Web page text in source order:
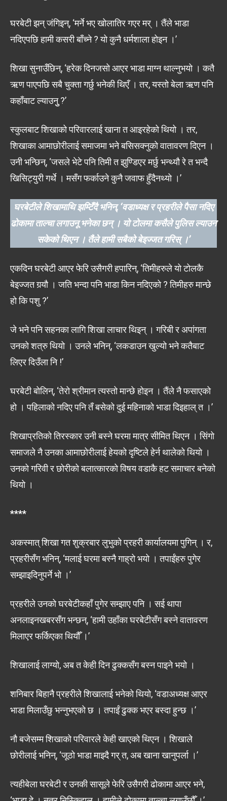
घरबेटी झन् जंगिइन्, ‘मर्ने भए खोलातिर गएर मर् । तैंले भाडा
नदिएपछि हामी कसरी बाँच्ने ? यो कुनै धर्मशाला होइन ।’
शिखा सुनाउँछिन्, ‘हरेक दिनजसो आएर भाडा माग्न थाल्नुभयो । कतै
ऋण पाएपछि सबै चुक्ता गर्छु भनेकी थिएँ । तर, यस्तो बेला ऋण पनि
कहाँबाट ल्याउनुु ?’
स्कुलबाट शिखाको परिवारलाई खाना त आइरहेको थियो । तर,
शिखाका आमाछोरीलाई समाजमा भने बसिसक्नुको वातावरण दिएन ।
उनी भन्छिन्, ‘जसले भेटे पनि तिमी त झुण्डिएर मर्छु भन्थ्यौ रे त भन्दै
खिसिट्युरी गर्थे । मसँग फर्काउने कुनै जवाफ हुँदैनथ्यो ।’
घरबेटीले शिखामाथि झम्टिँदै भनिन्, ‘वडाध्यक्ष र प्रहरीले पैसा नदिए
ढोकामा ताल्चा लगाउनू भनेका छन् । यो टोलमा कसैले पुलिस ल्याउन
सकेको थिएन । तै‌ंले हामी सबैको बेइज्जत गरिस् ।’
एकदिन घरबेटी आएर फेरि उसैगरी हपारिन्, ‘तिमीहरुले यो टोलकै
बेइज्जत गर्‍यौ । जति भन्दा पनि भाडा किन नदिएको ? तिमीहरु मान्छे
हो कि पशु ?’
जे भने पनि सहनका लागि शिखा लाचार थिइन् । गरिबी र अपांगता
उनको शत्रु थियो । उनले भनिन्, ‘लकडाउन खुल्यो भने कतैबाट
लिएर दिउँला नि !’
घरबेटी बोलिन्, ‘तेरो श्रीमान त्यस्तो मान्छे होइन । तैंले नै फसाएको
हो । पहिलाको नदिए पनि तँ बसेको दुई महिनाको भाडा दिइहाल् त ।’
शिखाप्रतिको तिरस्कार उनी बस्ने घरमा मात्र सीमित थिएन । सिंगो
समाजले नै उनका आमाछोरीलाई हेयको दृष्टिले हेर्न थालेको थियो ।
उनको गरिवी र छोरीको बलात्कारको विषय वडाकै हट समाचार बनेको
थियो ।
****
अकस्मात् शिखा गत शुक्रबार लुभुको प्रहरी कार्यालयमा पुगिन् । र,
प्रहरीसँग भनिन्, ‘मलाई घरमा बस्नै गाह्रो भयो । तपाईंहरु पुगेर
सम्झाइदिनुपर्ने भो ।’
प्रहरीले उनको घरबेटीकहाँ पुगेर सम्झाए पनि । सई थापा
अनलाइनखबरसँग भन्छन्, ‘हामी उहाँका घरबेटीसँग बस्ने वातावरण
मिलाएर फर्किएका थियौँ ।’
शिखालाई लाग्यो, अब त केही दिन ढुक्कसँग बस्न पाइने भयो ।
शनिबार बिहानै प्रहरीले शिखालाई भनेको थियो, ‘वडाअध्यक्ष आएर
भाडा मिलाउँछु भन्नुभएको छ । तपाईं ढुक्क भएर बस्दा हुन्छ ।’
नौ बजेसम्म शिखाको परिवारले केही खाएको थिएन । शिखाले
छोरीलाई भनिन्, ‘जूठो भाडा माझ्दै गर् त, अब खाना खानुपर्ला ।’
त्यहीबेला घरबेटी र उनकी सासूले फेरि उसैगरी ढोकामा आएर भने,